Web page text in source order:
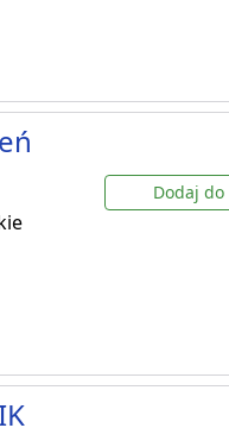
Dodaj